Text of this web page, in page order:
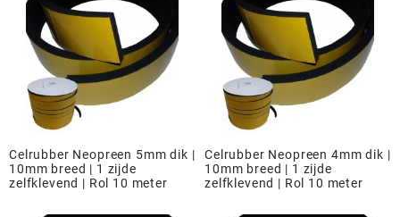
Celrubber Neopreen 5mm dik |
10mm breed | 1 zijde
zelfklevend | Rol 10 meter
Celrubber Neopreen 4mm dik |
10mm breed | 1 zijde
zelfklevend | Rol 10 meter